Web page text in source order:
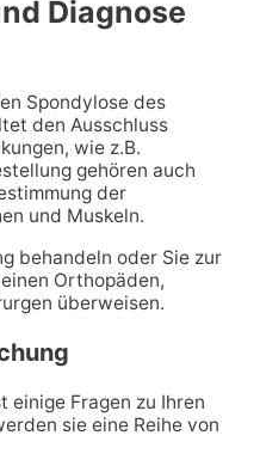
Diagnose
Spondylose des
den Ausschluss
wie z.B.
gehören auch
der
und Muskeln.
behandeln oder Sie zur
Orthopäden,
überweisen.
einige Fragen zu Ihren
sie eine Reihe von